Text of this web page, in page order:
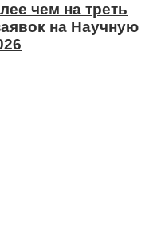
чем на треть
на Научную